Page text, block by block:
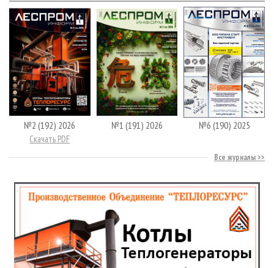
№2 (192) 2026
Скачать PDF
№1 (191) 2026 №6 (190) 2025
Все журналы